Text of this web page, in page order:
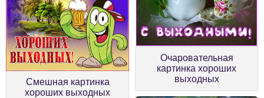
Смешная картинка
хороших выходных
Очаровательная
картинка хороших
выходных